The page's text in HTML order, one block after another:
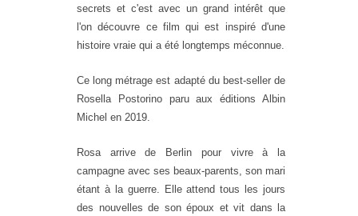
secrets et c'est avec un grand intérêt que
l'on découvre ce film qui est inspiré d'une
histoire vraie qui a été longtemps méconnue.
Ce long métrage est adapté du best-seller de
Rosella Postorino paru aux éditions Albin
Michel en 2019.
Rosa arrive de Berlin pour vivre à la
campagne avec ses beaux-parents, son mari
étant à la guerre. Elle attend tous les jours
des nouvelles de son époux et vit dans la